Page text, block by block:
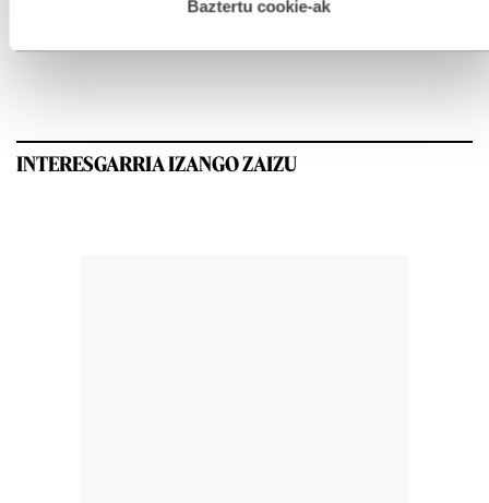
Baztertu cookie-ak
INTERESGARRIA IZANGO ZAIZU